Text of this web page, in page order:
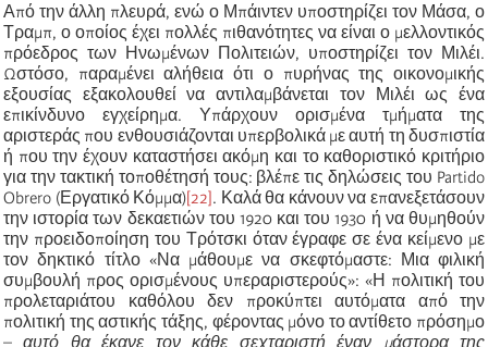
Από την άλλη πλευρά, ενώ ο Μπάιντεν υποστηρίζει τον Μάσα, ο
Τραμπ, ο οποίος έχει πολλές πιθανότητες να είναι ο μελλοντικός
πρόεδρος των Ηνωμένων Πολιτειών, υποστηρίζει τον Μιλέι.
Ωστόσο, παραμένει αλήθεια ότι ο πυρήνας της οικονομικής
εξουσίας εξακολουθεί να αντιλαμβάνεται τον Μιλέι ως ένα
επικίνδυνο εγχείρημα. Υπάρχουν ορισμένα τμήματα της
αριστεράς που ενθουσιάζονται υπερβολικά με αυτή τη δυσπιστία
ή που την έχουν καταστήσει ακόμη και το καθοριστικό κριτήριο
για την τακτική τοποθέτησή τους: βλέπε τις δηλώσεις του Partido
Obrero (Εργατικό Κόμμα)[22]. Καλά θα κάνουν να επανεξετάσουν
την ιστορία των δεκαετιών του 1920 και του 1930 ή να θυμηθούν
την προειδοποίηση του Τρότσκι όταν έγραφε σε ένα κείμενο με
τον δηκτικό τίτλο «Να μάθουμε να σκεφτόμαστε: Μια φιλική
συμβουλή προς ορισμένους υπεραριστερούς»: «Η πολιτική του
προλεταριάτου καθόλου δεν προκύπτει αυτόματα από την
πολιτική της αστικής τάξης, φέροντας μόνο το αντίθετο πρόσημο
–αυτό θα έκανε τον κάθε σεχταριστή έναν μάστορα της